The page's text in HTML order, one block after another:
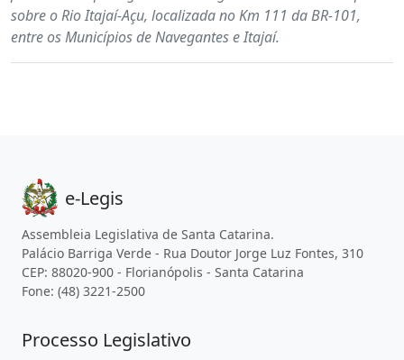
sobre o Rio Itajaí-Açu, localizada no Km 111 da BR-101,
entre os Municípios de Navegantes e Itajaí.
e-Legis
Assembleia Legislativa de Santa Catarina.
Palácio Barriga Verde - Rua Doutor Jorge Luz Fontes, 310
CEP: 88020-900 - Florianópolis - Santa Catarina
Fone: (48) 3221-2500
Processo Legislativo